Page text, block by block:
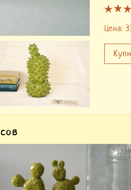
Цена:
Кактус Опунция — купить
Авторский
декор интерьера для дома,